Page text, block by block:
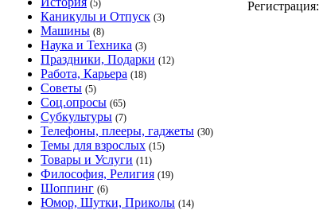
(5)
Каникулы и Отпуск (3)
Машины (8)
Наука и Техника (3)
Праздники, Подарки (12)
Работа, Карьера (18)
Советы (5)
Соц.опросы (65)
Субкультуры (7)
Телефоны, плееры, гаджеты (30)
Темы для взрослых (15)
Товары и Услуги (11)
Философия, Религия (19)
Шоппинг (6)
Юмор, Шутки, Приколы (14)
Регистрация: